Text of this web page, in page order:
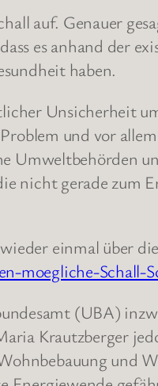
auf. Genauer
es anhand der
haben.
Unsicherheit
und vor
Umweltbehörden
nicht gerade zum
einmal über
moegliche-Schall-
(UBA)
Krautzberger
und